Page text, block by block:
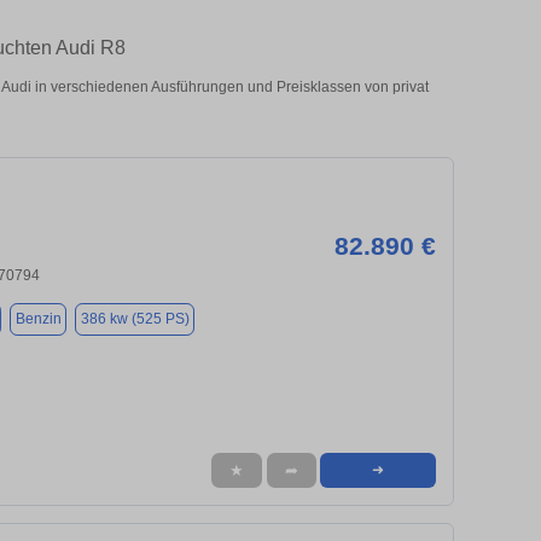
Audi R8
in verschiedenen Ausführungen und Preisklassen von privat
82.890 €
Benzin 386 kw (525 PS)
★ ➦ ➜